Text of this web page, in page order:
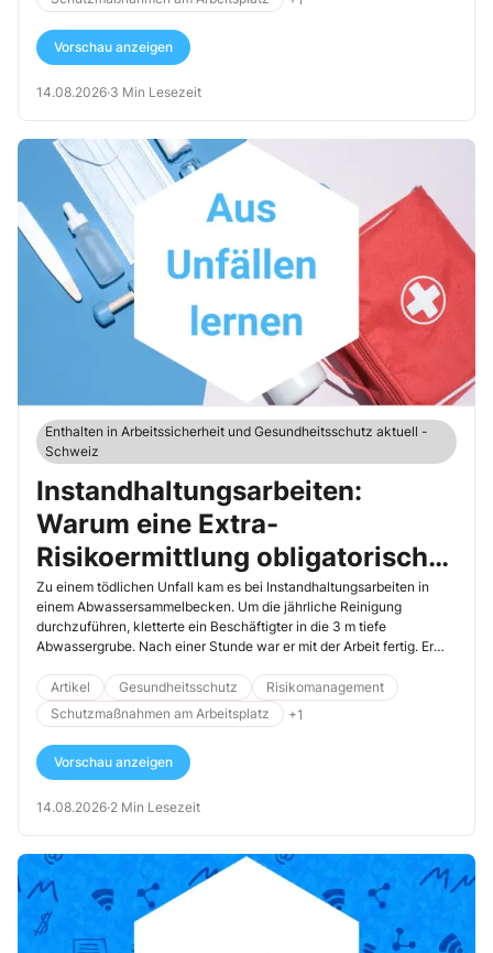
Vorschau anzeigen
14.08.2026·3 Min Lesezeit
Enthalten in Arbeitssicherheit und Gesundheitsschutz aktuell -
Schweiz
Instandhaltungsarbeiten:
Warum eine Extra-
Risikoermittlung obligatorisch
ist
Zu einem tödlichen Unfall kam es bei Instandhaltungsarbeiten in
einem Abwassersammelbecken. Um die jährliche Reinigung
durchzuführen, kletterte ein Beschäftigter in die 3 m tiefe
Abwassergrube. Nach einer Stunde war er mit der Arbeit fertig. Er
Der Mann stürzt plötzlich in die Grube zurück. Ein Mitglied der
Reinigungsequipe holt sofort Hilfe, 2 weitere Teammitglieder eilen
zur Grube.
Artikel Gesundheitsschutz
Risikomanagement
Schutzmaßnahmen am Arbeitsplatz
+1
Vorschau anzeigen
14.08.2026·2 Min Lesezeit